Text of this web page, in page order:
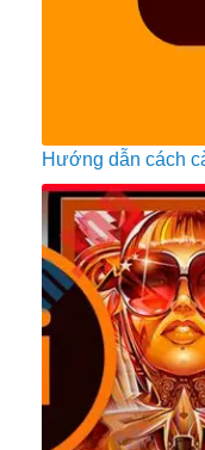
Hướng dẫn cách